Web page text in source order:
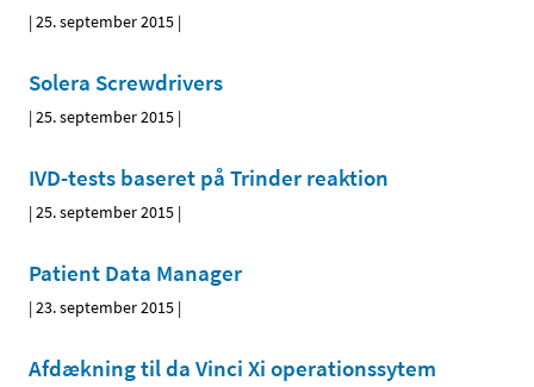
|25. september 2015 |
Solera Screwdrivers
|25. september 2015 |
IVD-tests baseret på Trinder reaktion
|25. september 2015 |
Patient Data Manager
|23. september 2015 |
Afdækning til da Vinci Xi operationssytem